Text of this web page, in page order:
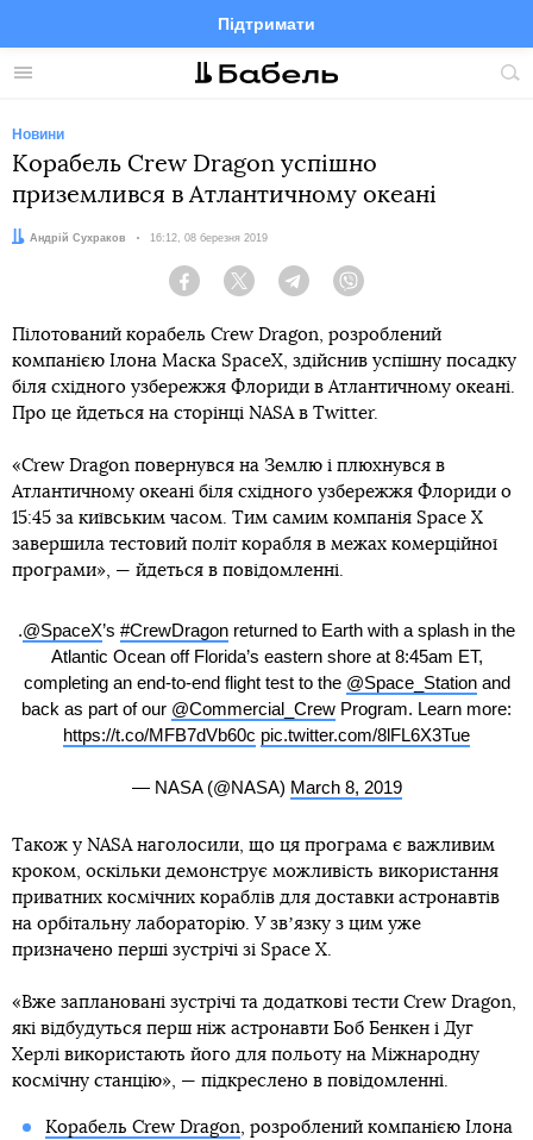
Меню
Підтримати
FacebookTelegramTwitter
Новини
Корабель Crew Dragon успішно
приземлився в Атлантичному океані
Автор:
Андрій Сухраков Дата:
16:12, 08 березня 2019
Facebook Twitter Telegram
Пілотований корабель Crew Dragon, розроблений
компанією Ілона Маска SpaceX, здійснив успішну посадку
біля східного узбережжя Флориди в Атлантичному океані.
Про це йдеться на сторінці NASA в Twitter.
«Crew Dragon повернувся на Землю і плюхнувся в
Атлантичному океані біля східного узбережжя Флориди о
15:45 за київським часом. Тим самим компанія Space X
завершила тестовий політ корабля в межах комерційної
програми», — йдеться в повідомленні.
.@SpaceX’s #CrewDragon returned to Earth with a splash in the
Atlantic Ocean off Florida’s eastern shore at 8:45am ET,
completing an end-to-end flight test to the @Space_Stationand
back as part of our @Commercial_Crew Program. Learn more:
https://t.co/MFB7dVb60c pic.twitter.com/8lFL6X3Tue
— NASA (@NASA) March 8, 2019
Також у NASA наголосили, що ця програма є важливим
кроком, оскільки демонструє можливість використання
приватних космічних кораблів для доставки астронавтів
на орбітальну лабораторію. У звʼязку з цим уже
призначено перші зустрічі зі Space X.
«Вже заплановані зустрічі та додаткові тести Crew Dragon,
які відбудуться перш ніж астронавти Боб Бенкен і Дуг
Херлі використають його для польоту на Міжнародну
космічну станцію», — підкреслено в повідомленні.
Корабель Crew Dragon, розроблений компанією Ілона